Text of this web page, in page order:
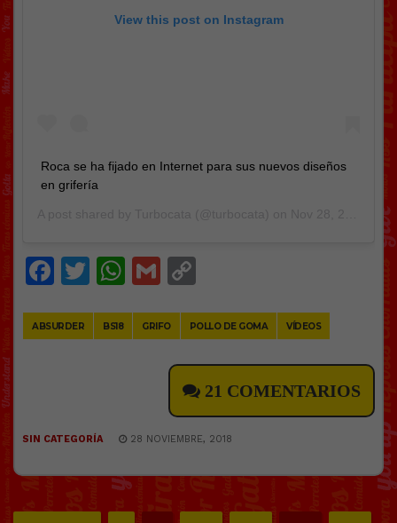
View this post on Instagram
Roca se ha fijado en Internet para sus nuevos diseños
en grifería
Facebook
Twitter
WhatsApp
Gmail
ABSURDER BS18 GRIFO POLLO DE GOMA VÍDEOS
21 COMENTARIOS
SIN CATEGORÍA 28 NOVIEMBRE, 2018